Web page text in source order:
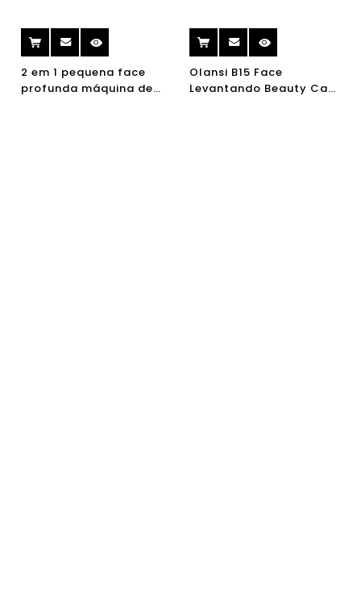
2 em 1 pequena face
profunda máquina de
Olansi B15 Face
Levantando Beauty Care